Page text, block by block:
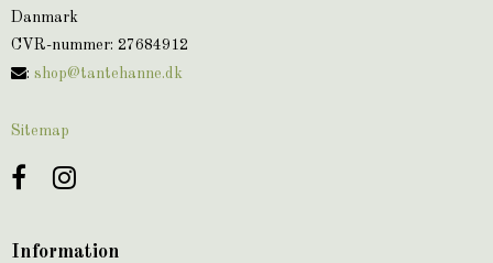
Danmark
CVR-nummer: 27684912
: shop@tantehanne.dk
Sitemap
Information